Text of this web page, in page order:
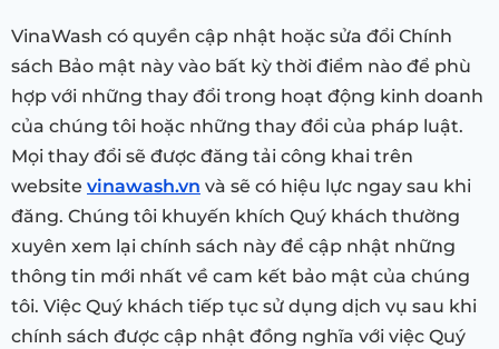
VinaWash có quyền cập nhật hoặc sửa đổi Chính
sách Bảo mật này vào bất kỳ thời điểm nào để phù
hợp với những thay đổi trong hoạt động kinh doanh
của chúng tôi hoặc những thay đổi của pháp luật.
Mọi thay đổi sẽ được đăng tải công khai trên
website vinawash.vn và sẽ có hiệu lực ngay sau khi
đăng. Chúng tôi khuyến khích Quý khách thường
xuyên xem lại chính sách này để cập nhật những
thông tin mới nhất về cam kết bảo mật của chúng
tôi. Việc Quý khách tiếp tục sử dụng dịch vụ sau khi
chính sách được cập nhật đồng nghĩa với việc Quý